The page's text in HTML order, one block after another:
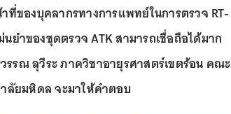
ที่ของบุคลากรทางการแพทย์ในการตรวจ RT-
ยำของชุดตรวจ ATK สามารถเชื่อถือได้มาก
รณ ลุวีระ ภาควิชาอายุรศาสตร์เขตร้อน คณะ
ลัยมหิดล จะมาให้คำตอบ